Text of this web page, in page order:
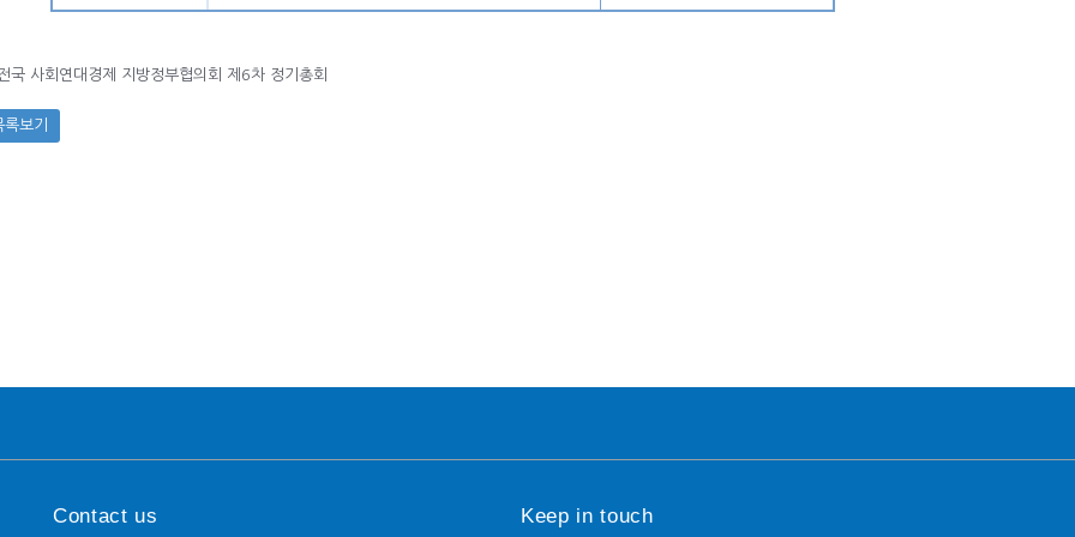
국 사회연대경제 지방정부협의회 제6차 정기총회
록보기
Contact us Keep in touch